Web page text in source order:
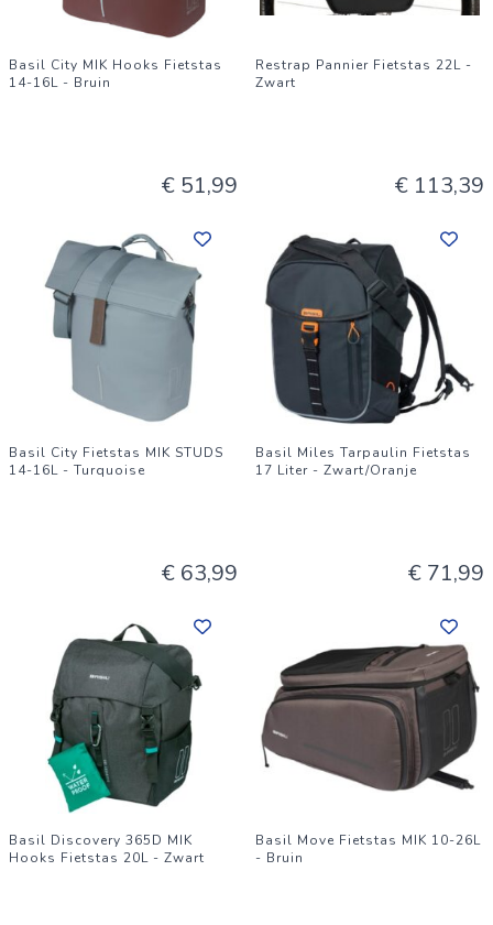
Basil City MIK Hooks Fietstas
14-16L - Bruin
€ 51,99
Restrap Pannier Fietstas 22L -
Zwart
€ 113,39
Basil City Fietstas MIK STUDS
14-16L - Turquoise
€ 63,99
Basil Miles Tarpaulin Fietstas
17 Liter - Zwart/Oranje
€ 71,99
Basil Discovery 365D MIK
Hooks Fietstas 20L - Zwart
Basil Move Fietstas MIK 10-26L
- Bruin